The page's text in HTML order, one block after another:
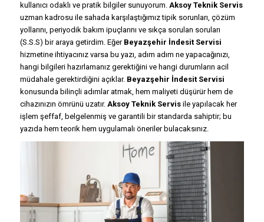
kullanıcı odaklı ve pratik bilgiler sunuyorum. Aksoy Teknik Servis
uzman kadrosu ile sahada karşılaştığımız tipik sorunları, çözüm
yollarını, periyodik bakım ipuçlarını ve sıkça sorulan soruları
(S.S.S) bir araya getirdim. Eğer Beyazşehir İndesit Servisi
hizmetine ihtiyacınız varsa bu yazı, adım adım ne yapacağınızı,
hangi bilgileri hazırlamanız gerektiğini ve hangi durumların acil
müdahale gerektirdiğini açıklar. Beyazşehir İndesit Servisi
konusunda bilinçli adımlar atmak, hem maliyeti düşürür hem de
cihazınızın ömrünü uzatır. Aksoy Teknik Servisile yapılacak her
işlem şeffaf, belgelenmiş ve garantili bir standarda sahiptir; bu
yazıda hem teorik hem uygulamalı öneriler bulacaksınız.